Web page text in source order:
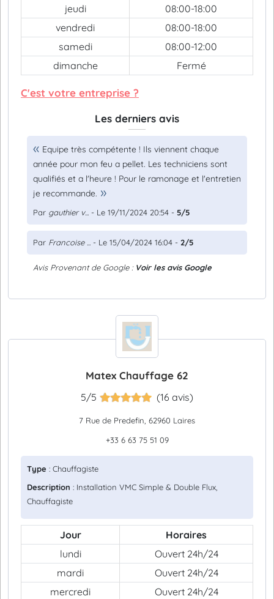
jeudi
08:00-18:00
vendredi
08:00-18:00
samedi
08:00-12:00
dimanche
Fermé
C'est votre entreprise ?
Les derniers avis
Equipe très compétente ! Ils viennent chaque
année pour mon feu a pellet. Les techniciens sont
qualifiés et a l'heure ! Pour le ramonage et l'entretien
je recommande.
Par gauthier v... - Le 19/11/2024 20:54 - 5/5
Par Francoise ... - Le 15/04/2024 16:04 - 2/5
Avis Provenant de Google : Voir les avis Google
Matex Chauffage 62
5/5 (16 avis)
7 Rue de Predefin, 62960 Laires
+33 6 63 75 51 09
Type : Chauffagiste
Description : Installation VMC Simple & Double Flux,
Chauffagiste
Jour
Horaires
lundi
Ouvert 24h/24
mardi
Ouvert 24h/24
mercredi
Ouvert 24h/24